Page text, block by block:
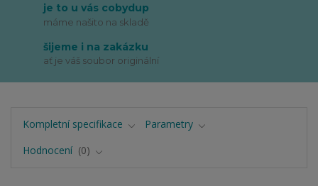
je to u vás cobydup
máme našito na skladě
šijeme i na zakázku
ať je váš soubor originální
Kompletní specifikace
Parametry
Hodnocení
0